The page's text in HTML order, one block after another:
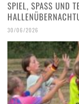
SPIEL, SPASS UND
30/06/2026